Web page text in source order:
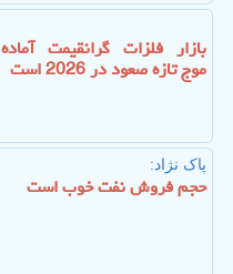
بازار فلزات گرانقیمت آماده
موج تازه صعود در 2026 است
پاک نژاد:
حجم فروش نفت خوب است